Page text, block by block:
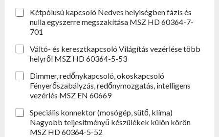
Kétpólusú kapcsoló Nedves helyiségben fázis és
nulla egyszerre megszakítása MSZ HD 60364-7-
701
Váltó- és keresztkapcsoló Világítás vezérlése több
helyről MSZ HD 60364-5-53
Dimmer, redőnykapcsoló, okoskapcsoló
Fényerőszabályzás, redőnymozgatás, intelligens
vezérlés MSZ EN 60669
Speciális konnektor (mosógép, sütő, klíma)
Nagyobb teljesítményű készülékek külön körön
MSZ HD 60364-5-52